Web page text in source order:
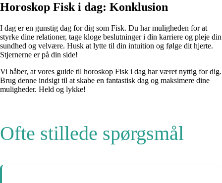
Horoskop Fisk i dag: Konklusion
I dag er en gunstig dag for dig som Fisk. Du har muligheden for at
styrke dine relationer, tage kloge beslutninger i din karriere og pleje din
sundhed og velvære. Husk at lytte til din intuition og følge dit hjerte.
Stjernerne er på din side!
Vi håber, at vores guide til horoskop Fisk i dag har været nyttig for dig.
Brug denne indsigt til at skabe en fantastisk dag og maksimere dine
muligheder. Held og lykke!
Ofte stillede spørgsmål